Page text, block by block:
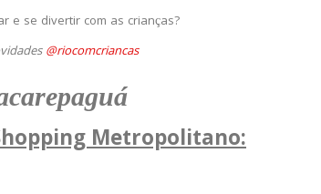
e se divertir com as crianças?
@riocomcriancas
Metropolitano: